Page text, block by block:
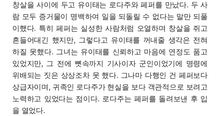
창살을 사이에 두고 유이태는 로다주와 페퍼를 만났다. 두 사
람 모두 증거물이 명백하여 일을 되돌릴 수 없다는 말만 되풀
이했다. 특히 페퍼는 실성한 사람처럼 오열하며 창살을 쥐고
흔들어대긴 했지만, 그렇다고 유이태를 꺼내줄 생각은 전혀
하질 못했다. 그녀는 유이태를 신뢰하고 마음에 연정도 품고
있었지만, 그 전에 뼛속까지 기사이자 군인이었기에 명령에
위배되는 짓은 상상조차 못 했다. 그나마 다행인 건 페퍼보다
상급자이며, 귀족인 로다주가 현실을 보다 객관적으로 보려고
노력하고 있었다는 점이다. 로다주는 페퍼를 돌려보낸 후 입
을 열었다.